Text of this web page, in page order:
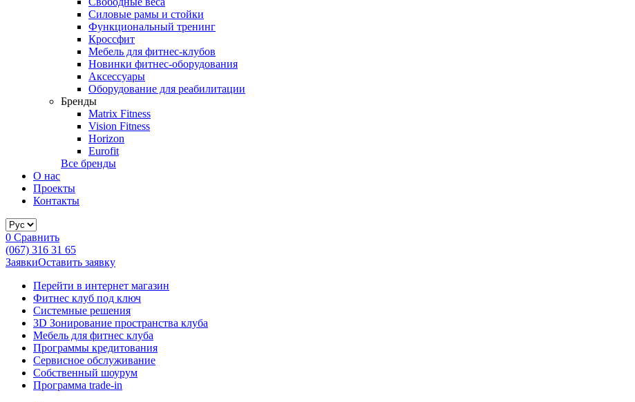
Силовые рамы и стойки
Функциональный тренинг
Кроссфит
Мебель для фитнес-клубов
Новинки фитнес-оборудования
Аксессуары
Оборудование для реабилитации
Бренды
Matrix Fitness
Vision Fitness
Horizon
Eurofit
Все бренды
О нас
Проекты
Контакты
0 Сравнить
(067) 316 31 65
ЗаявкиОставить заявку
Перейти в интернет магазин
Фитнес клуб под ключ
Системные решения
3D Зонирование пространства клуба
Мебель для фитнес клуба
Программы кредитования
Сервисное обслуживание
Собственный шоурум
Программа trade-in